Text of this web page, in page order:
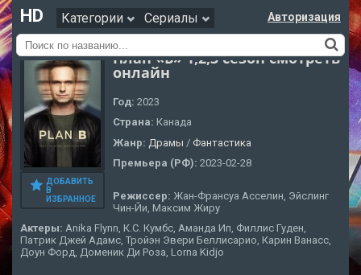
HD Категории Сериалы Авторизация
ДОБАВИТЬ
В
ИЗБРАННОЕ
План «Б» 1,2,3 сезон смотреть
онлайн
Год: 2023
Страна: Канада
Жанр: Драмы / Фантастика
Премьера (РФ): 2023-02-28
Режиссер: Жан-Франсуа Асселин, Эйслинг
Чин-Йи, Максим Жиру
Актеры: Anika Flynn, К.С. Кумбс, Аманда Ип, Филлис Гуден,
Патрик Джей Адамс, Тройэн Эвери Беллисарио, Карин Ванасс,
Доун Форд, Доменик Ди Роза, Lorna Kidjo